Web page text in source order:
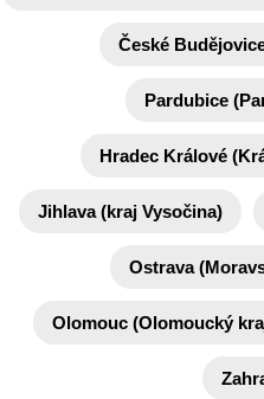
České
Pardubice
Hradec Králové
Jihlava (kraj Vysočina)
Ostrava
Olomouc (Olomoucký